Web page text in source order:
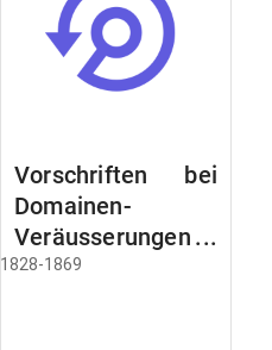
Vorschriften bei
Domainen-
Veräusserungen
und
1828-1869